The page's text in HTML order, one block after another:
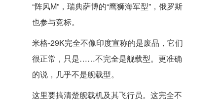
“阵风M”，瑞典萨博的“鹰狮海军型”，俄罗斯
也参与竞标。
米格-29K完全不像印度宣称的是废品，它们
很正常，只是……不完全是舰载型。更准确
的说，几乎不是舰载型。
这里要搞清楚舰载机及其飞行员。这完全不